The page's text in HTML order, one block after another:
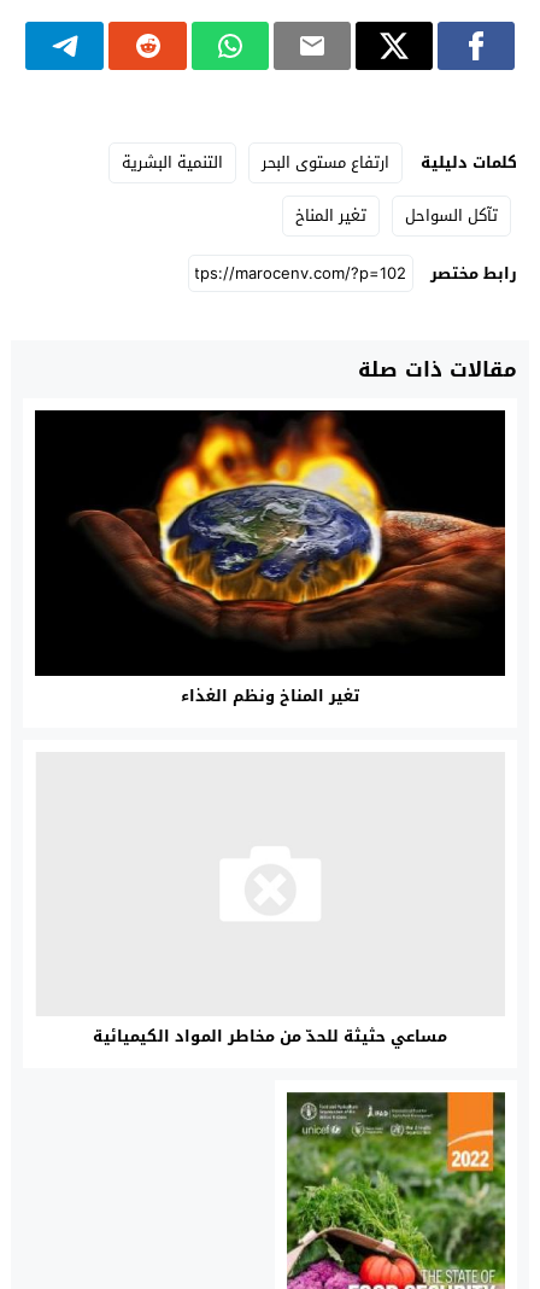
كلمات دليلية ارتفاع مستوى البحر
التنمية البشرية
تآكل السواحل
تغير المناخ
رابط مختصر
مقالات ذات صلة
تغير المناخ ونظم الغذاء
مساعي حثيثة للحدّ من مخاطر المواد الكيميائية